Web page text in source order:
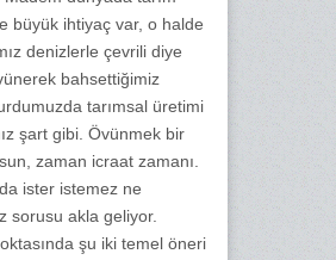
büyük ihtiyaç var, o halde
denizlerle çevrili diye
bahsettiğimiz
tarımsal üretimi
şart gibi. Övünmek bir
zaman icraat zamanı.
ister istemez ne
sorusu akla geliyor.
şu iki temel öneri